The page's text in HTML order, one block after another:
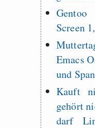
Screen
Emacs
und
Kauft
gehört
darf